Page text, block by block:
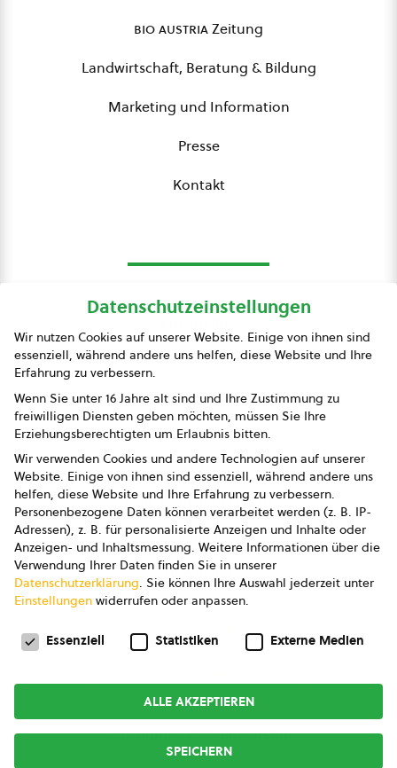
bio austriaZeitung
Landwirtschaft, Beratung & Bildung
Marketing und Information
Presse
Kontakt
Presse
Impressum
Datenschutz
AGB
AGB Marketing GmbH
AGB Bildung
Newsletter
Copyright © 2026bio austria
Datenschutzeinstellungen
Wir nutzen Cookies auf unserer Website. Einige von ihnen sind
essenziell, während andere uns helfen, diese Website und Ihre
Erfahrung zu verbessern.
Wenn Sie unter 16 Jahre alt sind und Ihre Zustimmung zu
freiwilligen Diensten geben möchten, müssen Sie Ihre
Erziehungsberechtigten um Erlaubnis bitten.
Wir verwenden Cookies und andere Technologien auf unserer
Website. Einige von ihnen sind essenziell, während andere uns
helfen, diese Website und Ihre Erfahrung zu verbessern.
Personenbezogene Daten können verarbeitet werden (z. B. IP-
Adressen), z. B. für personalisierte Anzeigen und Inhalte oder
Anzeigen- und Inhaltsmessung. Weitere Informationen über die
Verwendung Ihrer Daten finden Sie in unserer
Datenschutzerklärung. Sie können Ihre Auswahl jederzeit unter
Einstellungen widerrufen oder anpassen.
Datenschutzeinstellungen
Essenziell Statistiken Externe Medien
ALLE AKZEPTIEREN
SPEICHERN